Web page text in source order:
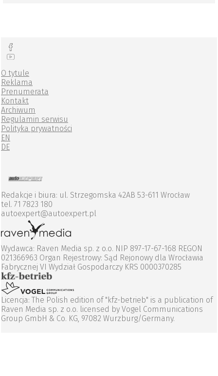
O tytule
Reklama
Prenumerata
Kontakt
Archiwum
Regulamin serwisu
Polityka prywatności
EN
DE
Redakcje i biura: ul. Strzegomska 42AB 53-611 Wrocław
tel. 71 7823 180
autoexpert@autoexpert.pl
Wydawca: Raven Media sp. z o.o. NIP 897-17-67-168 REGON
021366963 Organ Rejestrowy: Sąd Rejonowy dla Wrocławia
Fabrycznej VI Wydział Gospodarczy KRS 0000370285
Licencja: The Polish edition of "kfz-betrieb" is a publication of
Raven Media sp. z o.o. licensed by Vogel Communications
Group GmbH & Co. KG, 97082 Wurzburg/Germany.